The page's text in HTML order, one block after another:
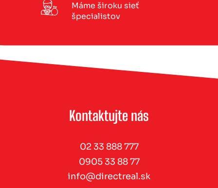
Máme široku sieť
špecialistov
Kontaktujte nás
02 33 888 777
0905 33 88 77
info@directreal.sk